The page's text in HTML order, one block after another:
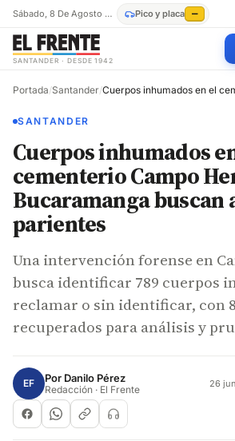
Sábado, 8 De Agosto De 2026 Pico y placa —
SANTANDER · DESDE 1942
Portada/Santander/
SANTANDER
Cuerpos inhumados
cementerio Campo
Bucaramanga buscan
parientes
Una intervención forense en
busca identificar 789 cuerpos
reclamar o sin identificar, con
recuperados para análisis y
EF Por Danilo Pérez
Redacción · El Frente 26